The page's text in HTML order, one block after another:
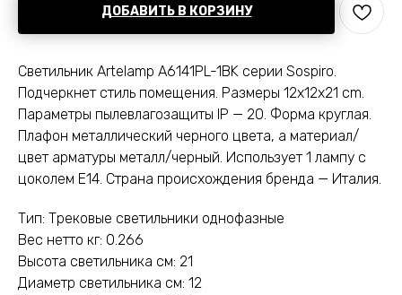
ДОБАВИТЬ В КОРЗИНУ
Светильник Artelamp A6141PL-1BK серии Sospiro.
Подчеркнет стиль помещения. Размеры 12x12x21 cm.
Параметры пылевлагозащиты IP — 20. Форма круглая.
Плафон металлический черного цвета, а материал/
цвет арматуры металл/черный. Использует 1 лампу с
цоколем E14. Страна происхождения бренда — Италия.
Тип: Трековые светильники однофазные
Вес нетто кг: 0.266
Высота светильника см: 21
Диаметр светильника см: 12